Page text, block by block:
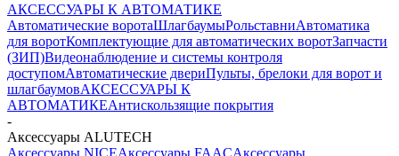
АКСЕССУАРЫ К АВТОМАТИКЕ
Автоматические воротаШлагбаумыРольставниАвтоматика
для воротКомплектующие для автоматических воротЗапчасти
(ЗИП)Видеонаблюдение и системы контроля
доступомАвтоматические двериПульты, брелоки для ворот и
шлагбаумовАКСЕССУАРЫ К
АВТОМАТИКЕАнтискользящие покрытия
-
Аксессуары ALUTECH
Аксессуары NICEАксессуары FAACАксессуары